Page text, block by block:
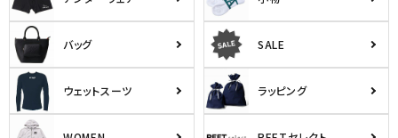
円 ～
並び順
バッグ SALE
ウェットスーツ ラッピング